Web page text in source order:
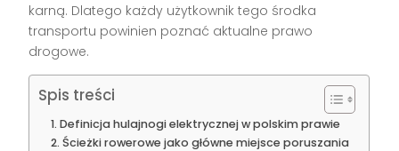
karną. Dlatego każdy użytkownik tego środka
transportu powinien poznać aktualne prawo
drogowe.
Spis treści
Definicja hulajnogi elektrycznej w polskim prawie
Ścieżki rowerowe jako główne miejsce poruszania